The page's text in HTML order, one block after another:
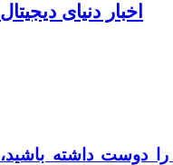
اخبار دنیای دیجیتال
اخبار تکنولوژی اگر Crossy Road را دوست داشته باشید،